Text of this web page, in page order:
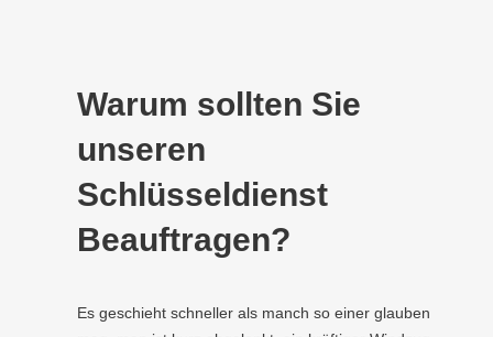
Warum sollten Sie
unseren
Schlüsseldienst
Beauftragen?
Es geschieht schneller als manch so einer glauben